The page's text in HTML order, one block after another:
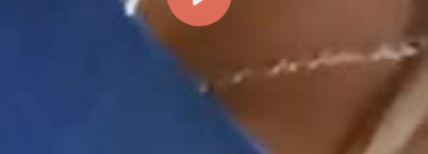
Reproducir